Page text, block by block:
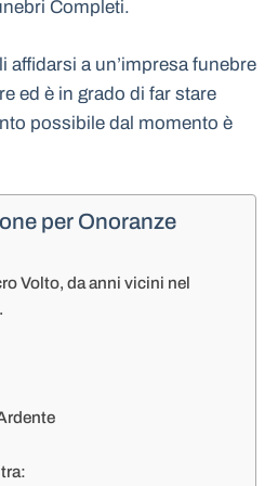
Completi.
affidarsi a un’impresa funebre
ed è in grado di far stare
possibile dal momento è
per Onoranze
Volto, da anni vicini nel